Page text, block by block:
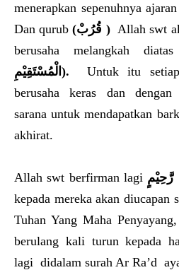
menerapkan sepenuhnya
Dan qurub
(قُرُبْ )Allah swt
berusaha melangkah
الْمُسْتَقِيْمِ ). Untuk itu
berusaha keras dan
sarana untuk mendapatkan
akhirat.
Allah swt berfirman lagi رَّحِيْمٍ
kepada mereka akan diucapan
Tuhan Yang Maha
berulang kali turun kepada
lagi didalam surah Ar Ra’d